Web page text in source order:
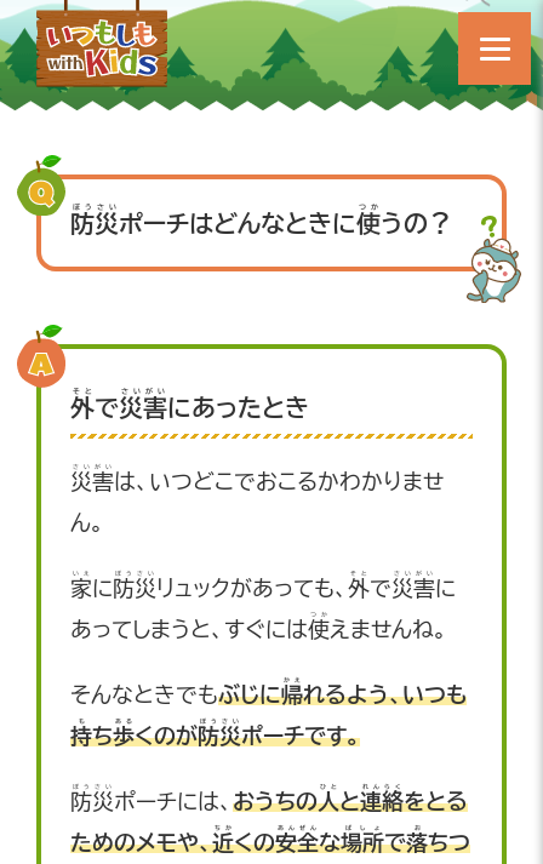
防災
ぼうさい
ポーチはどんなときに使
つか
うの？
外
そと
で災害
さいがい
にあったとき
災害
さいがい
は、いつどこでおこるかわかりませ
ん。
家
いえ
に 防災
ぼうさい
リュックがあっても、 外
そと
で災害
さいがい
に
あってしまうと、すぐには使
つか
えませんね。
そんなときでもぶじに帰
かえ
れるよう、いつも
持
も
ち歩
ある
くのが防災
ぼうさい
ポーチです。
防災
ぼうさい
ポーチには、 おうちの人
ひと
と連絡
れんらく
をとる
ためのメモや、近
ちか
くの安全
あんぜん
な場所
ばしょ
で落
お
ちつ